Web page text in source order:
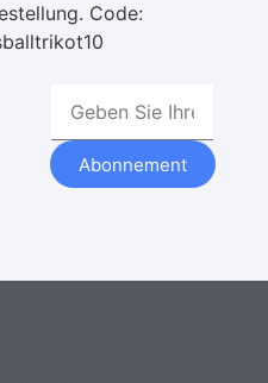
Code:
Abonnement